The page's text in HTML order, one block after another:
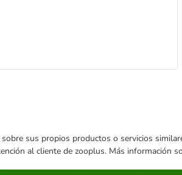
sus propios productos o servicios
al cliente de zooplus. Más información